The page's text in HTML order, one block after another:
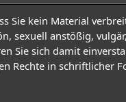
Sie kein Material
sexuell anstößig,
Sie sich damit
Rechte in schriftlicher